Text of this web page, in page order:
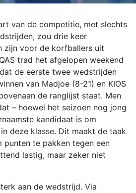
van de competitie, met slechts
zou drie keer
zijn voor de korfballers uit
trad het afgelopen weekend
de eerste twee wedstrijden
van Madjoe (8-21) en KIOS
de ranglijst staat. Men
– hoewel het seizoen nog jong
kandidaat is om
deze klasse. Dit maakt de taak
punten te pakken tegen een
lastig, maar zeker niet
aan de wedstrijd. Via